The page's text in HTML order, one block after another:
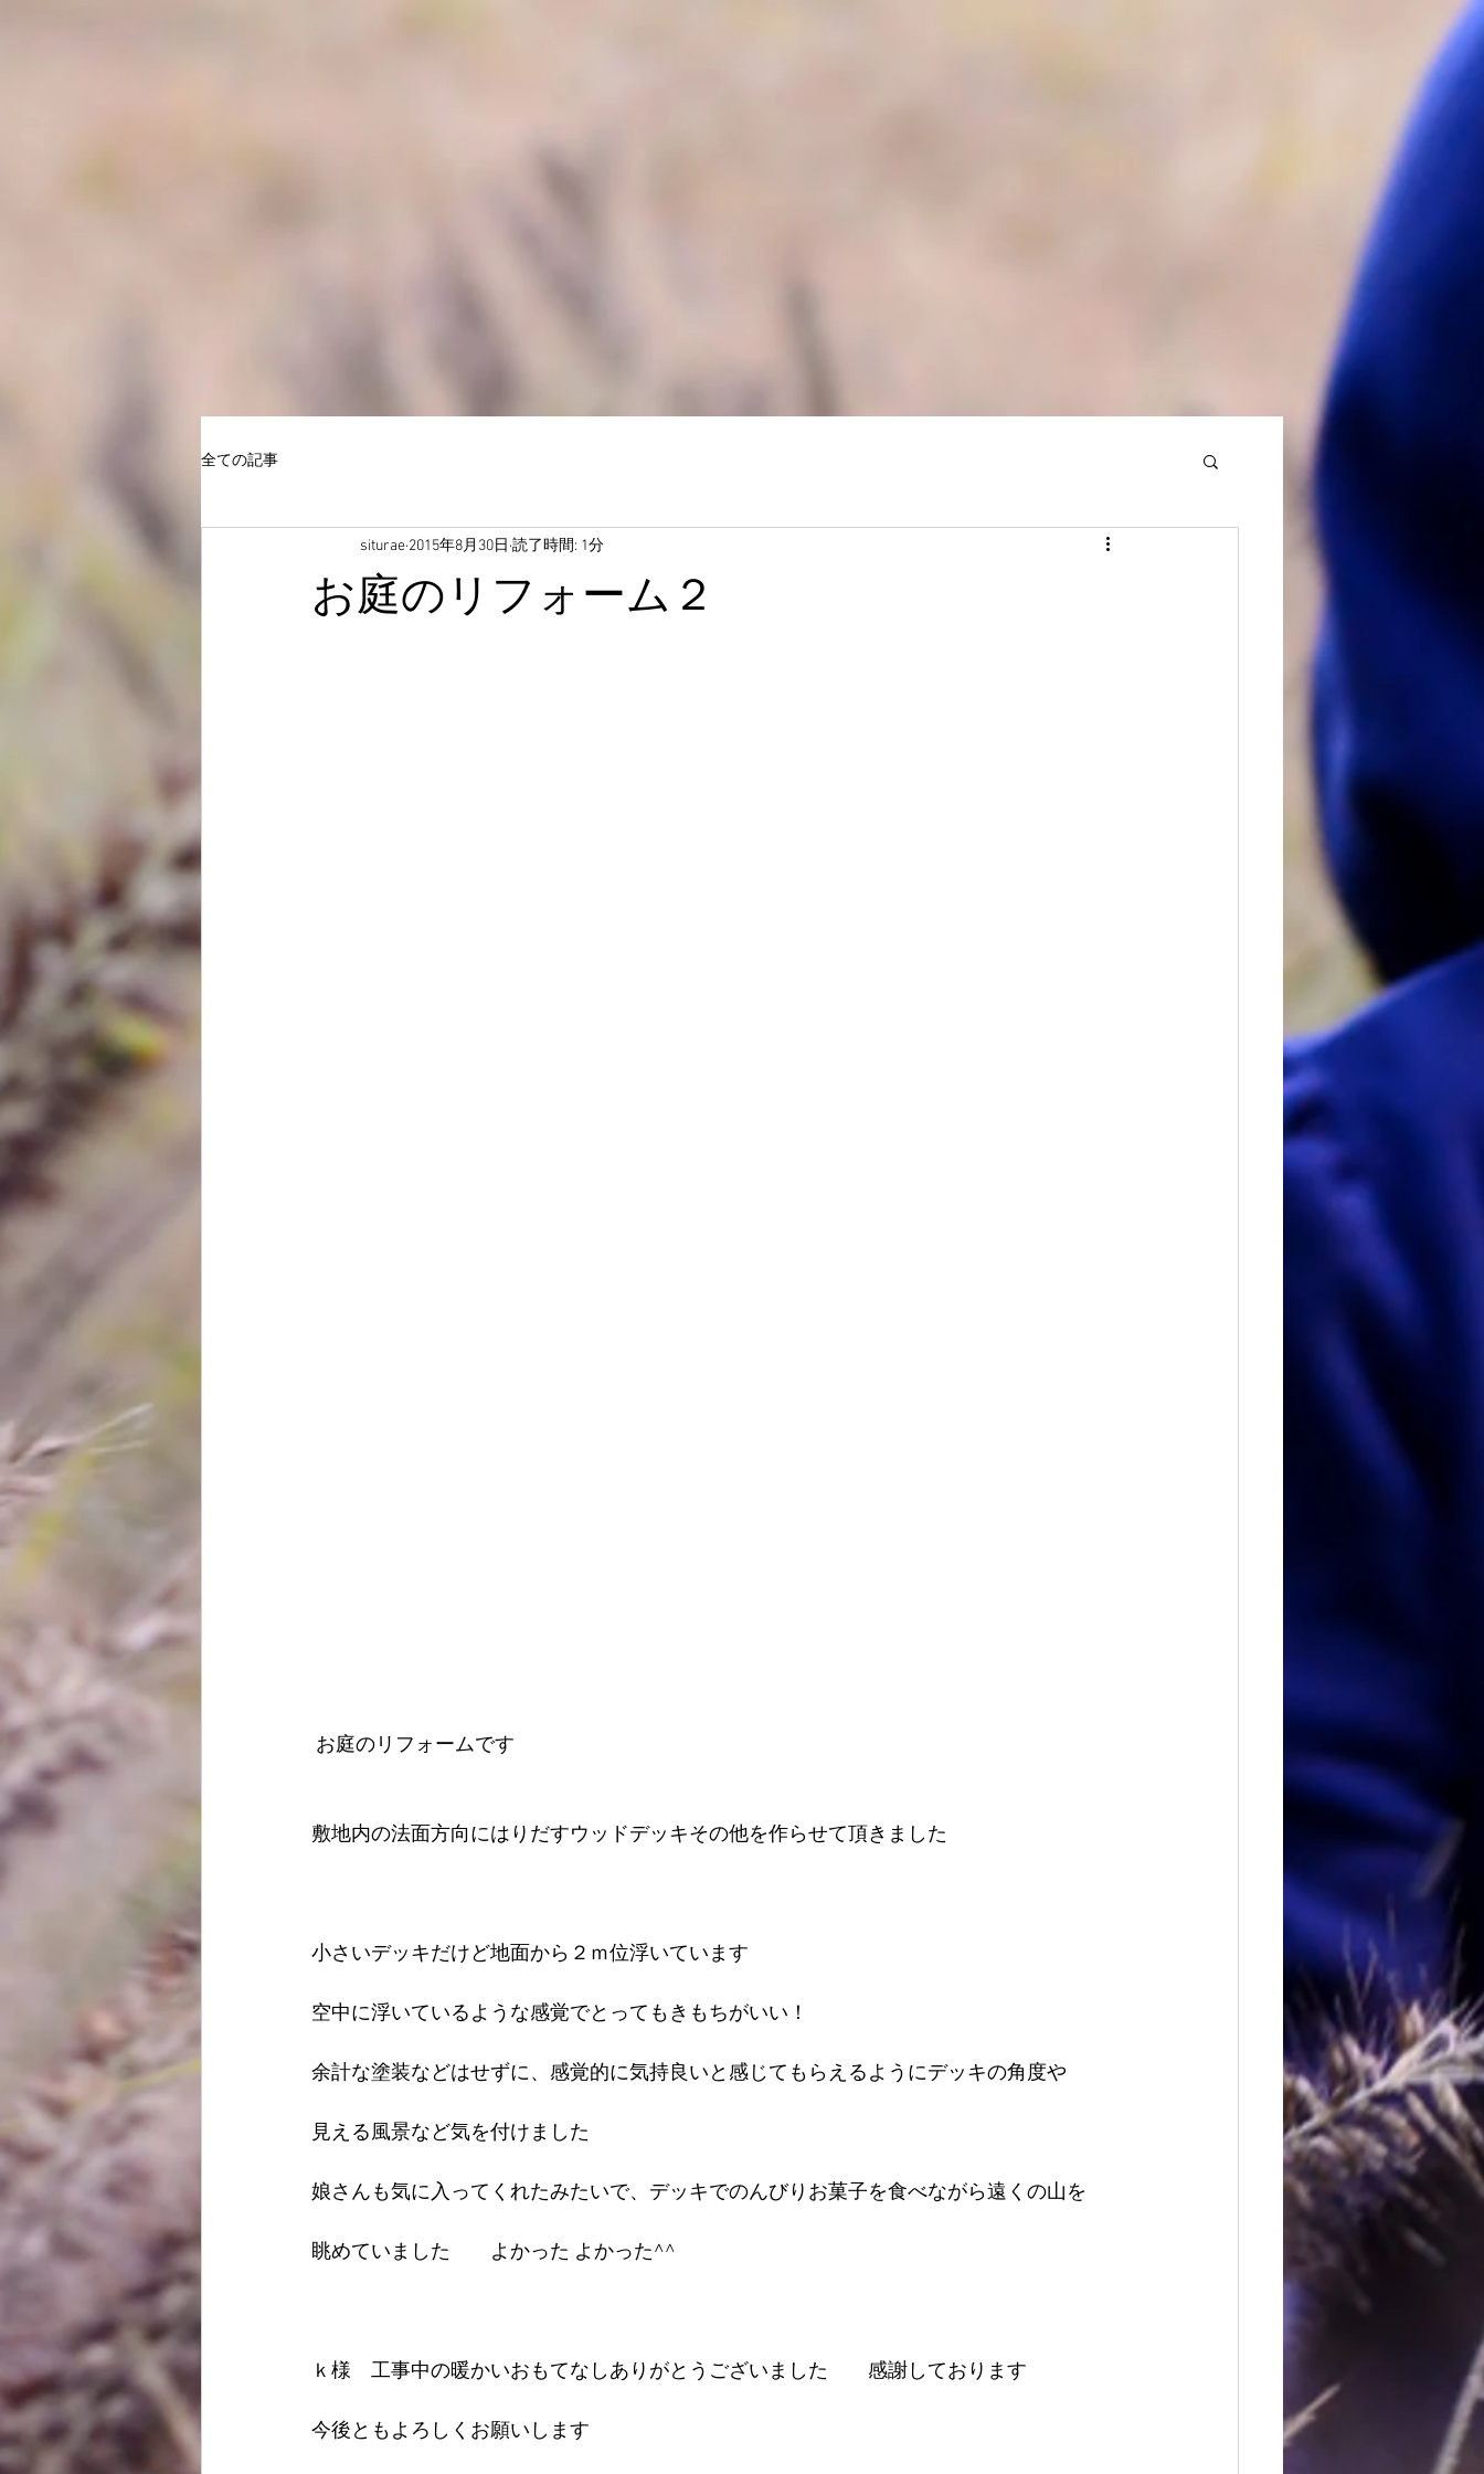
全ての記事
お庭のリフォーム２
siturae 2015年8月30日 読了時間: 1分
お庭のリフォームです
敷地内の法面方向にはりだすウッドデッキその他を作らせて頂きました
小さいデッキだけど地面から２ｍ位浮いています
空中に浮いているような感覚でとってもきもちがいい！
余計な塗装などはせずに、感覚的に気持良いと感じてもらえるようにデッキの角度や
見える風景など気を付けました
娘さんも気に入ってくれたみたいで、デッキでのんびりお菓子を食べながら遠くの山を
眺めていました　　よかった よかった^^
ｋ様　工事中の暖かいおもてなしありがとうございました　　感謝しております
今後ともよろしくお願いします